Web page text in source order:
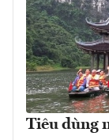
Tiêu dùng